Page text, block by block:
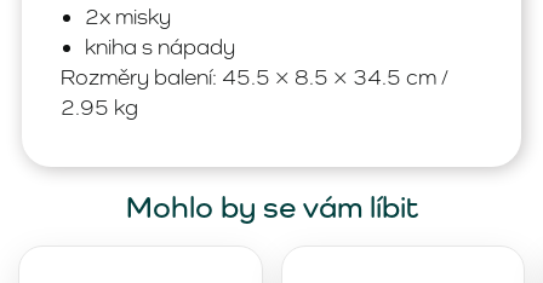
2x misky
kniha s nápady
Rozměry balení: 45.5 × 8.5 × 34.5 cm /
2.95 kg
Mohlo by se vám líbit